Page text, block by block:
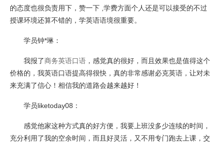
的态度也很负责用下，赞一下 ,学费方面个人还是可以接受的不过
授课环境还算不错的，学英语语境很重要。
学员钟*琳：
我报了商务英语口语 ，感觉真的很好，而且效果也是值得这个
价格的，我英语口语提高得很快，真的非常感谢必克英语，让对未
来充满了信心！相信我的道路会越来越好！
学员liketoday08：
感觉他家这种方式真的好方便，我要上班没多少连续的时间，
充分利用了我的空余时间，而且好灵活，又不用专门跑去上课，交